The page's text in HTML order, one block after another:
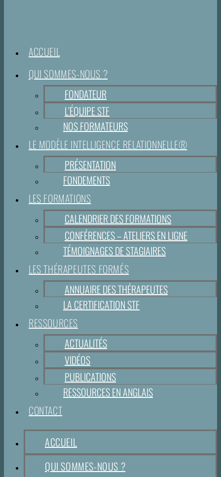
ACCUEIL
QUI SOMMES-NOUS ?
FONDATEUR
L’ÉQUIPE STF
NOS FORMATEURS
LE MODÈLE INTELLIGENCE RELATIONNELLE®
PRÉSENTATION
FONDEMENTS
LES FORMATIONS
CALENDRIER DES FORMATIONS
CONFÉRENCES – ATELIERS EN LIGNE
TÉMOIGNAGES DE STAGIAIRES
LES THÉRAPEUTES FORMÉS
ANNUAIRE DES THÉRAPEUTES
LA CERTIFICATION STF
RESSOURCES
ACTUALITÉS
VIDÉOS
PUBLICATIONS
RESSOURCES EN ANGLAIS
CONTACT
ACCUEIL
QUI SOMMES-NOUS ?